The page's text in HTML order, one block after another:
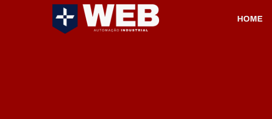
HOME